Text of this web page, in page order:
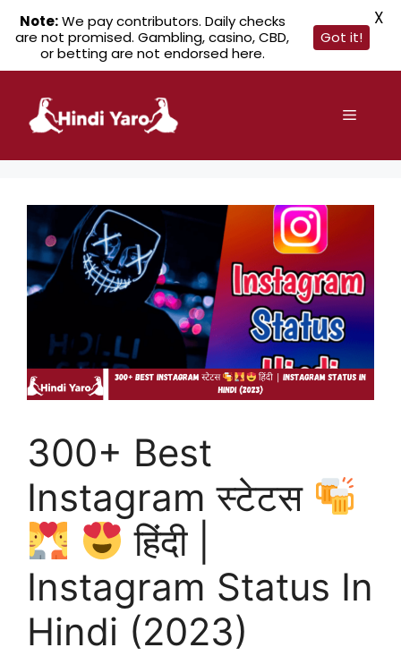
content
Menu
300+ Best
Instagram स्टेटस
हिंदी |
Instagram Status In
Hindi (2023)
Note:We pay contributors. Daily checks
are not promised. Gambling, casino, CBD,
or betting are not endorsed here.
Got it!
X